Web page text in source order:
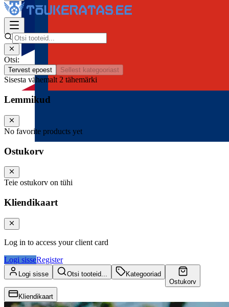
Otsi:
Tervest epoest Sellest kategooriast
Sisesta vähemalt 2 tähemärki
Lemmikud
No favorite products yet
Ostukorv
Teie ostukorv on tühi
Kliendikaart
Log in to access your client card
Logi sisseRegister
Logi sisse Otsi tooteid...
Kategooriad
Ostukorv
Kliendikaart